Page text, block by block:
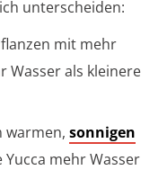
unterscheiden:
mit mehr
Wasser als kleinere
warmen, sonnigen
mehr Wasser